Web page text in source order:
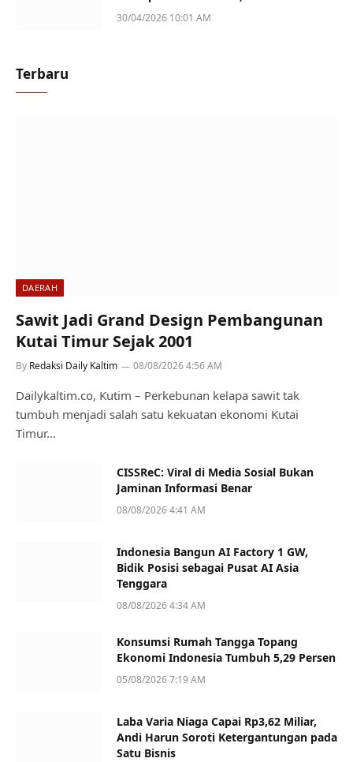
Perempuan Jadi Sorotan
30/04/2026 10:01 AM
Terbaru
DAERAH
Sawit Jadi Grand Design Pembangunan
Kutai Timur Sejak 2001
By Redaksi Daily Kaltim 08/08/2026 4:56 AM
Dailykaltim.co, Kutim – Perkebunan kelapa sawit tak
tumbuh menjadi salah satu kekuatan ekonomi Kutai
Timur…
CISSReC: Viral di Media Sosial Bukan
Jaminan Informasi Benar
08/08/2026 4:41 AM
Indonesia Bangun AI Factory 1 GW,
Bidik Posisi sebagai Pusat AI Asia
Tenggara
08/08/2026 4:34 AM
Konsumsi Rumah Tangga Topang
Ekonomi Indonesia Tumbuh 5,29 Persen
05/08/2026 7:19 AM
Laba Varia Niaga Capai Rp3,62 Miliar,
Andi Harun Soroti Ketergantungan pada
Satu Bisnis